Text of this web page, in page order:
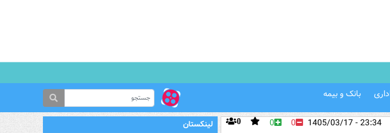
بانک و بیمه
0 0 0
23:34 - 1405/03/17
لینکستان